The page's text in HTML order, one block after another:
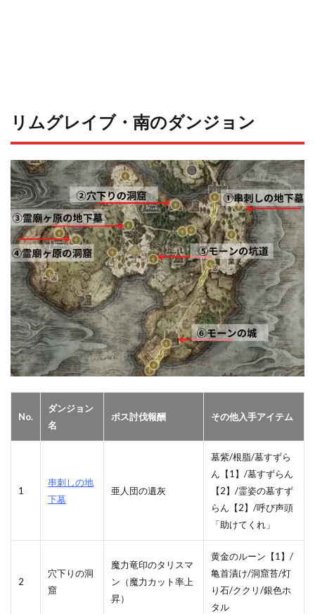
リムグレイブ・南のダンジョン
No.
ダンジョン
名
ボス討伐報酬 その他入手アイテム
1
串刺しの地
下墓
亜人団の遺灰
墓紫/根脂/墓すずら
ん【1】/墓すずらん
【2】/霊姿の墓すず
らん【2】/呼び声頭
「助けてくれ」
2
穴下りの洞
窟
魔力竜印のタリスマ
ン（魔力カット率上
昇）
黄金のルーン【1】/
亀首漬け/洞窟苔/灯
り石/ククリ/銀色ホ
タル